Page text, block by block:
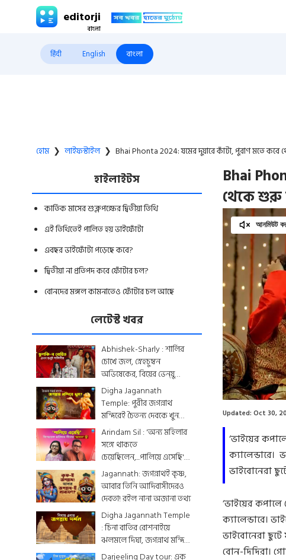
editorji
हिंदी English বাংলা
হোম ❯ লাইফস্টাইল ❯ Bhai Phonta 2024: যমের দুয়ারে কাঁটা, পুরাণ মতে কবে
হাইলাইটস
কার্তিক মাসের শুক্লপক্ষের দ্বিতীয়া তিথি
এই তিথিতেই পালিত হয় ভাইফোঁটা
এবছর ভাইফোঁটা পড়েছে কবে?
দ্বিতীয়া না প্রতিপদ কবে ফোঁটার চল?
বোনদের মঙ্গল কামনাতেও ফোঁটার চল আছে
লেটেস্ট খবর
Abhishek-Sharly : শার্লির
চোখে জল, স্নেহচুম্বন
অভিষেকের, বিয়ের ভেন্য়ু
থেকে মেনু...দেখে নিন
একঝলকে
Digha Jagannath
Temple: পুরীর জগন্নাথ
মন্দিরেই চৈতন্য দেবকে খুন
করা হয়েছিল? জেনে নিন
রোমহর্ষক কাহিনী
Arindam Sil : 'অন্য মহিলার
সঙ্গে থাকতে
চেয়েছিলেন,...পালিয়ে এসেছি',
বিস্ফোরক অরিন্দমের স্ত্রী
Jagannath: জগন্নাথই কৃষ্ণ,
আবার তিনি আদিবাসীদেরও
দেবতা! রইল নানা অজানা তথ্য
Digha Jagannath Temple
: চিনা বাতির রোশনাইয়ে
ঝলমলে দিঘা, জগন্নাথ মন্দিরে
শেষ মুহূর্তের সাজসজ্জা তুঙ্গে
Darjeeling Day tour: এক
Bhai
থেকে শুরু
‘ভাইয়ের
ভাইবোনেরা
Updated: Oct 30,
আনমিউট
‘ভাইয়ের
ক্যালেন্ডারে।
ভাইবোনেরা
বোন-দিদিরা।